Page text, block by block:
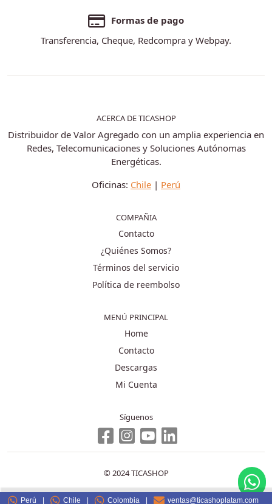
Perú Chile Colombia ventas@ticashoplatam.com
Formas de pago
Transferencia, Cheque, Redcompra y Webpay.
ACERCA DE TICASHOP
Distribuidor de Valor Agregado con un amplia experiencia en
Redes, Telecomunicaciones y Soluciones Autónomas
Energéticas.
Oficinas: Chile | Perú
COMPAÑIA
Contacto
¿Quiénes Somos?
Términos del servicio
Política de reembolso
MENÚ PRINCIPAL
Home
Contacto
Descargas
Mi Cuenta
Síguenos
© 2024 TICASHOP